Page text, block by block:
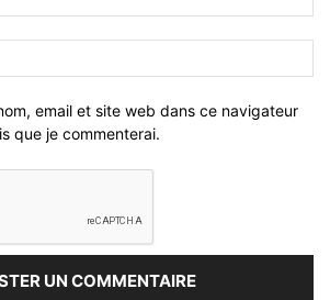
email et site web dans ce navigateur
que je commenterai.